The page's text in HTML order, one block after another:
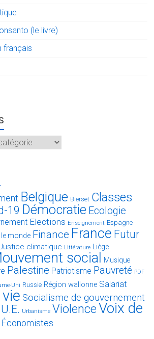
(le livre)
français
Belgique Bierset Classes
19 Démocratie Ecologie
Elections Enseignement Espagne
monde Finance France Futur
climatique Littérature Liège
social Musique
Palestine Patriotisme Pauvreté PDF
Uni Russie Région wallonne Salariat
Socialisme de gouvernement
U.E. Urbanisme ViolenceVoix de
Économistes